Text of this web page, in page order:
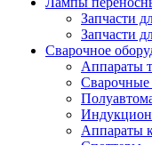
Запчасти
Запчасти
Сварочное
Аппараты
Сварочные
Аппараты